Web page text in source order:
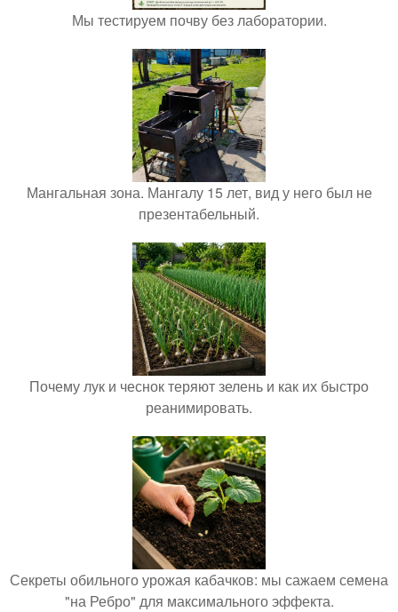
Мы тестируем почву без лаборатории.
Мангальная зона. Мангалу 15 лет, вид у него был не
презентабельный.
Почему лук и чеснок теряют зелень и как их быстро
реанимировать.
Секреты обильного урожая кабачков: мы сажаем семена
"на Ребро" для максимального эффекта.